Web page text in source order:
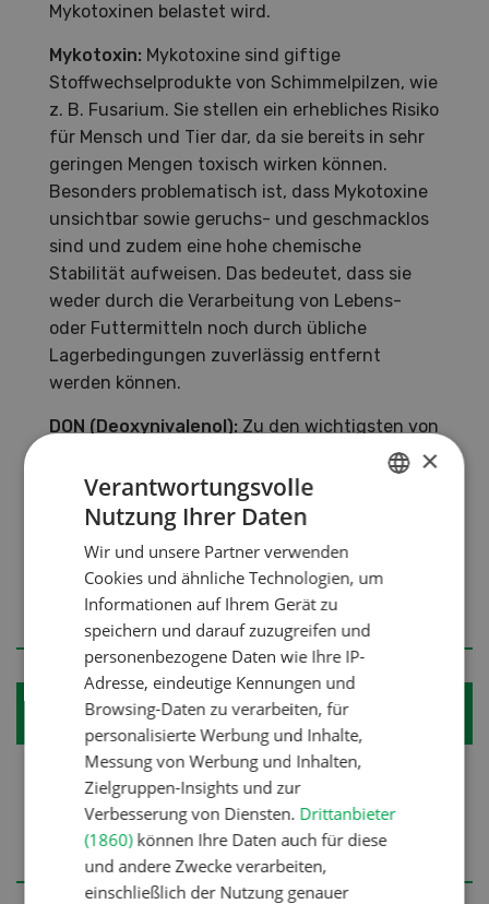
Mykotoxinen belastet wird.
Mykotoxin: Mykotoxine sind giftige
Stoffwechselprodukte von Schimmelpilzen, wie
z. B. Fusarium. Sie stellen ein erhebliches Risiko
für Mensch und Tier dar, da sie bereits in sehr
geringen Mengen toxisch wirken können.
Besonders problematisch ist, dass Mykotoxine
unsichtbar sowie geruchs- und geschmacklos
sind und zudem eine hohe chemische
Stabilität aufweisen. Das bedeutet, dass sie
weder durch die Verarbeitung von Lebens-
oder Futtermitteln noch durch übliche
Lagerbedingungen zuverlässig entfernt
werden können.
DON (Deoxynivalenol): Zu den wichtigsten von
Deoxynivalenol (DON). DON tritt häufig in
Getreide auf und hat insbesondere bei Tieren
negative Auswirkungen. Es kann zu
Futterverweigerung führen und das
Immunsystem schwächen, wodurch die
Weitere Informationen
Hiergeht's zum kostenpflichtiges Merkblatt
der Agridea zu Fusarien in Getreide
Hiergeht's zum Projekt Fusaprog
×
Verantwortungsvolle
Nutzung Ihrer Daten
Wir und unsere Partner verwenden
Cookies und ähnliche Technologien, um
Informationen auf Ihrem Gerät zu
speichern und darauf zuzugreifen und
personenbezogene Daten wie Ihre IP-
Adresse, eindeutige Kennungen und
Browsing-Daten zu verarbeiten, für
personalisierte Werbung und Inhalte,
Messung von Werbung und Inhalten,
Zielgruppen-Insights und zur
Verbesserung von Diensten. Drittanbieter
(1860)können Ihre Daten auch für diese
und andere Zwecke verarbeiten,
einschließlich der Nutzung genauer